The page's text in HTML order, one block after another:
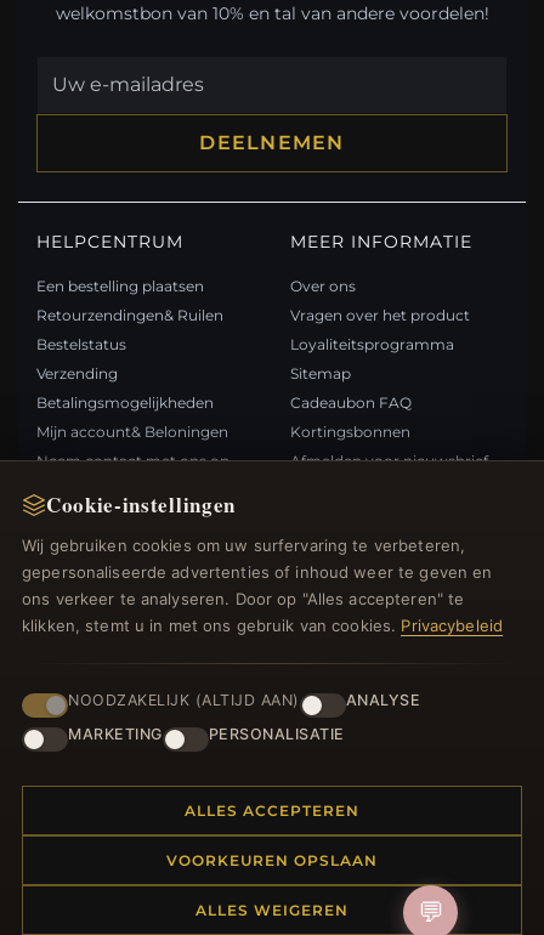
Cookie-instellingen
Wij gebruiken cookies om uw surfervaring te verbeteren,
gepersonaliseerde advertenties of inhoud weer te geven en
ons verkeer te analyseren. Door op "Alles accepteren" te
klikken, stemt u in met ons gebruik van cookies. Privacybeleid
NOODZAKELIJK (ALTIJD AAN)
ANALYSE
MARKETING
PERSONALISATIE
ALLES ACCEPTEREN
VOORKEUREN OPSLAAN
ALLES WEIGEREN
welkomstbon van 10% en tal van andere voordelen!
DEELNEMEN
HELPCENTRUM
Een bestelling plaatsen
Retourzendingen& Ruilen
Bestelstatus
Verzending
Betalingsmogelijkheden
Mijn account& Beloningen
Neem contact met ons op
MEER INFORMATIE
Over ons
Vragen over het product
Loyaliteitsprogramma
Sitemap
Cadeaubon FAQ
Kortingsbonnen
Afmelden voor nieuwsbrief
Nieuwe producten
Specials
Blog
Inloggen
BETAALMETHODEN
© 2012–2026Bedelsoutlet.nl . Alle rechten
voorbehouden.
💬